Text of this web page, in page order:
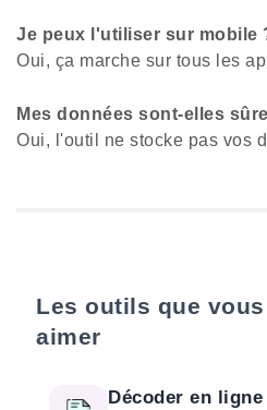
Je peux l'utiliser sur mobile
Oui, ça marche sur tous les
Mes données sont-elles
Oui, l'outil ne stocke pas vos
Les outils que
aimer
Décoder en